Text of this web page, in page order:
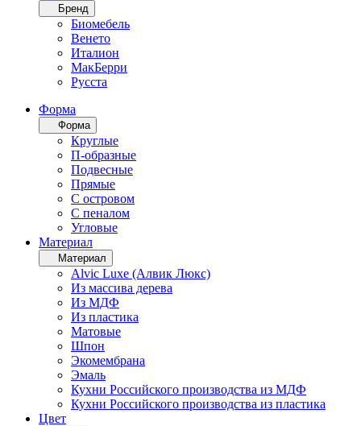
Бренд
Биомебель
Венето
Италион
МакБерри
Русста
Форма
Форма
Круглые
П-образные
Подвесные
Прямые
С островом
С пеналом
Угловые
Материал
Материал
Alvic Luxe (Алвик Люкс)
Из массива дерева
Из МДФ
Из пластика
Матовые
Шпон
Экомембрана
Эмаль
Кухни Российского производства из МДФ
Кухни Российского производства из пластика
Цвет